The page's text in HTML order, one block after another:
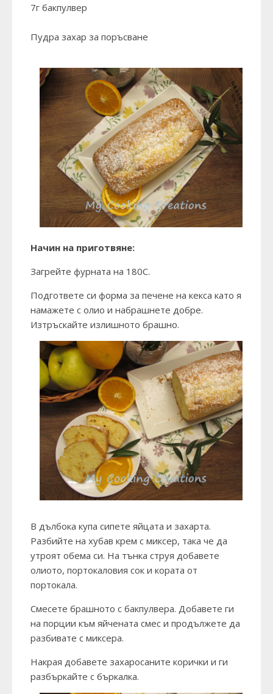
7г бакпулвер
Пудра захар за поръсване
Начин на приготвяне:
Загрейте фурната на 180С.
Подгответе си форма за печене на кекса като я
намажете с олио и набрашнете добре.
Изтръскайте излишното брашно.
В дълбока купа сипете яйцата и захарта.
Разбийте на хубав крем с миксер, така че да
утроят обема си. На тънка струя добавете
олиото, портокаловия сок и кората от
портокала.
Смесете брашното с бакпулвера. Добавете ги
на порции към яйчената смес и продължете да
разбивате с миксера.
Накрая добавете захаросаните корички и ги
разбъркайте с бъркалка.